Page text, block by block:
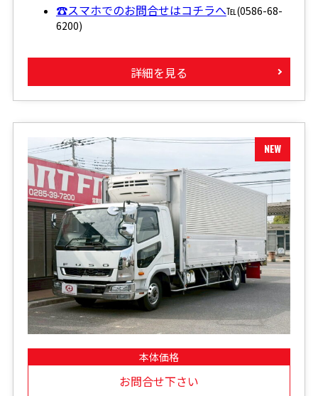
☎スマホでのお問合せはコチラへ℡(0586-68-
6200)
詳細を見る
本体価格
お問合せ下さい